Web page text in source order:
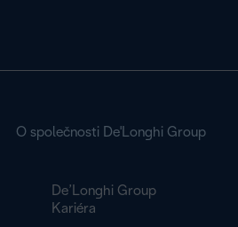
O společnosti De'Longhi Group
De’Longhi Group
Kariéra